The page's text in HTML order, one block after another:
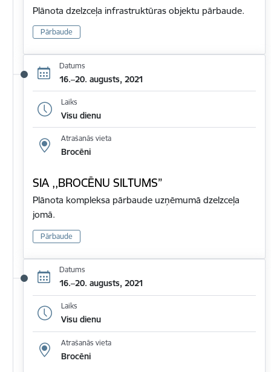
Plānota dzelzceļa infrastruktūras objektu pārbaude.
Pārbaude
Datums
16.–20. augusts, 2021
Laiks
Visu dienu
Atrašanās vieta
Brocēni
SIA ,,BROCĒNU SILTUMS”
Plānota kompleksa pārbaude uzņēmumā dzelzceļa
jomā.
Pārbaude
Datums
16.–20. augusts, 2021
Laiks
Visu dienu
Atrašanās vieta
Brocēni